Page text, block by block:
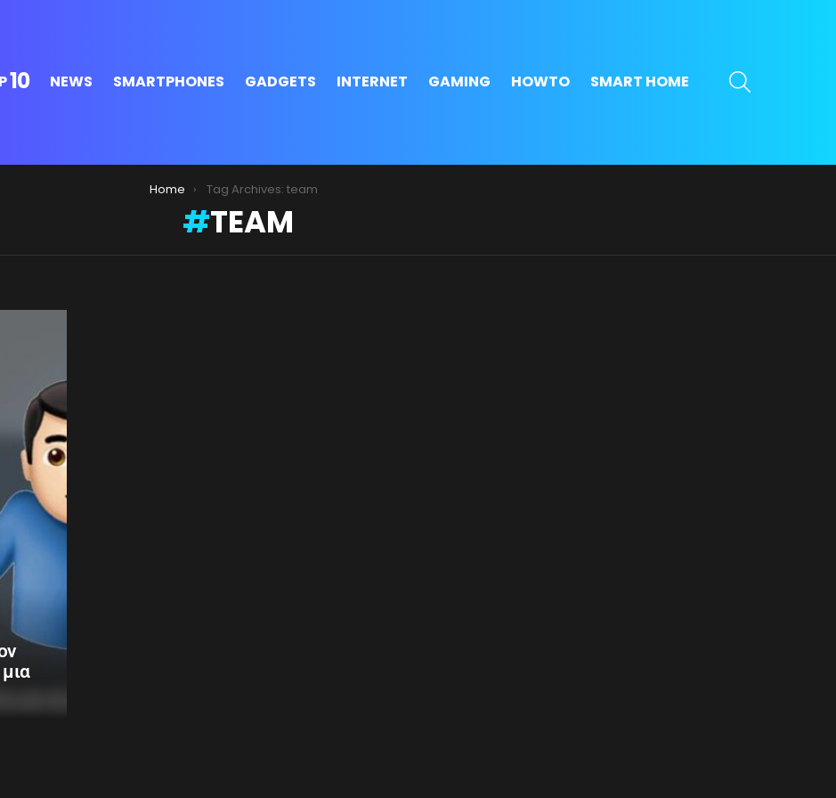
10 NEWS SMARTPHONES GADGETS INTERNET GAMING HOWTO SMART HOME
Home Tag Archives: team
TEAM